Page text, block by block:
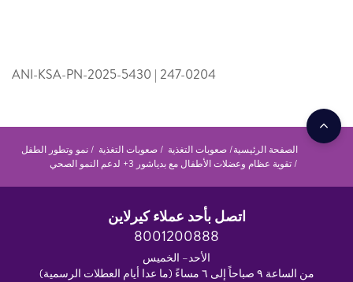
ANI-KSA-PN-2025-5430 | 247-0204
الصفحة الرئيسية صعوبات التغذية صعوبات التغذية
نمو وتطور الطفل
تقوية عظام وعضلات الأطفال مع بدياشور 3+ لدعم النمو الصحي
اتصل بأحد عملاء كيرلاين
8001200888
الأحد– الخميس
من الساعة ٩ صباحاً إلى ٦ مساءً (ما عدا أيام العطلات الرسمية)